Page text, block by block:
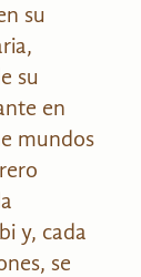
su
su
en
mundos
y, cada
se